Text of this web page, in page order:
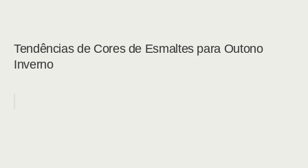
Tendências de Cores de Esmaltes para Outono
Inverno